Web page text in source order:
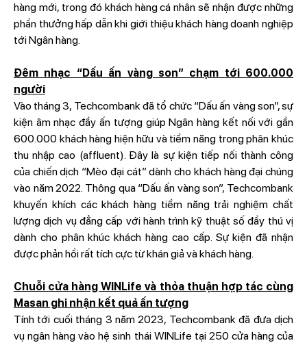
hàng mới, trong đó khách hàng cá nhân sẽ nhận được những
phần thưởng hấp dẫn khi giới thiệu khách hàng doanh nghiệp
tới Ngân hàng.
Đêm nhạc “Dấu ấn vàng son” chạm tới 600.000
người
Vào tháng 3, Techcombank đã tổ chức “Dấu ấn vàng son”, sự
kiện âm nhạc đầy ấn tượng giúp Ngân hàng kết nối với gần
600.000 khách hàng hiện hữu và tiềm năng trong phân khúc
thu nhập cao (affluent). Đây là sự kiện tiếp nối thành công
của chiến dịch “Mèo đại cát” dành cho khách hàng đại chúng
vào năm 2022. Thông qua “Dấu ấn vàng son”, Techcombank
khuyến khích các khách hàng tiềm năng trải nghiệm chất
lượng dịch vụ đẳng cấp với hành trình kỹ thuật số đầy thú vị
dành cho phân khúc khách hàng cao cấp. Sự kiện đã nhận
được phản hồi rất tích cực từ khán giả và khách hàng.
Chuỗi cửa hàng WINLife và thỏa thuận hợp tác cùng
Masan ghi nhận kết quả ấn tượng
Tính tới cuối tháng 3 năm 2023, Techcombank đã đưa dịch
vụ ngân hàng vào hệ sinh thái WINLife tại 250 cửa hàng của